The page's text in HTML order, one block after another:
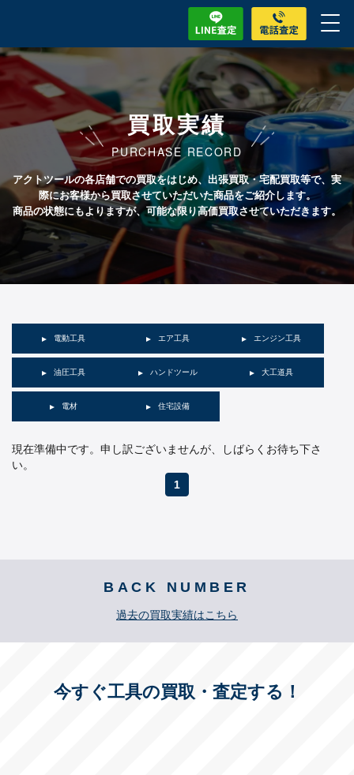
買取実績
PURCHASE RECORD
アクトツールの各店舗での買取をはじめ、出張買取・宅配買取等で、実
際にお客様から買取させていただいた商品をご紹介します。
商品の状態にもよりますが、可能な限り高価買取させていただきます。
電動工具 エア工具 エンジン工具
油圧工具 ハンドツール 大工道具
電材 住宅設備
現在準備中です。申し訳ございませんが、しばらくお待ち下さ
い。
1
BACK NUMBER
過去の買取実績はこちら
今すぐ工具の買取・査定する！